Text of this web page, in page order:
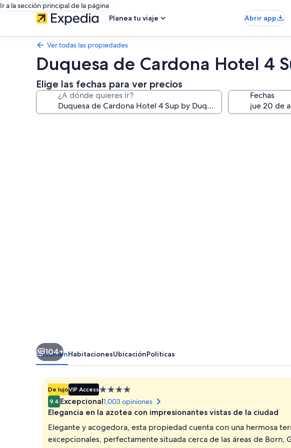
Ir a la sección principal de la página
Planea tu viaje
Abrir app
Ver todas las propiedades
Duquesa de Cardona Hotel 4
Elige las fechas para ver precios
¿A dónde quieres ir? Fechas
104+
ResumenHabitacionesUbicaciónPolíticas
De lujoVIP AccessPropiedad
de
4.0
9.4 Excepcional1,003 opiniones
Elegancia en la azotea con impresionantes vistas de la ciudad
Elegante y acogedora, esta propiedad cuenta con una hermosa
excepcionales, perfectamente situada cerca de las áreas de Born,